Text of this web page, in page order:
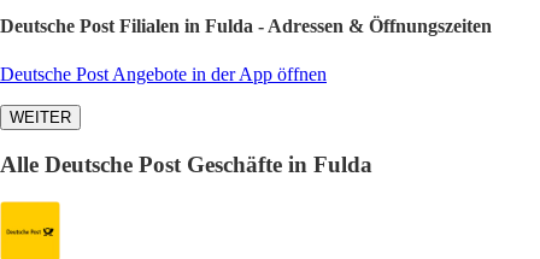
Deutsche Post Filialen in Fulda - Adressen & Öffnungszeiten
Deutsche Post Angebote in der App öffnen
WEITER
Alle Deutsche Post Geschäfte in Fulda